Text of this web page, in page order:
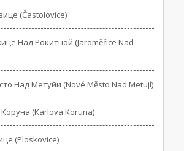
(Častolovice)
Над Рокитной (Jaroměřice Nad
Над Метуйи (Nové Město Nad Metují)
(Karlova Koruna)
(Ploskovice)